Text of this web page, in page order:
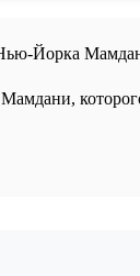
Нью-Йорка